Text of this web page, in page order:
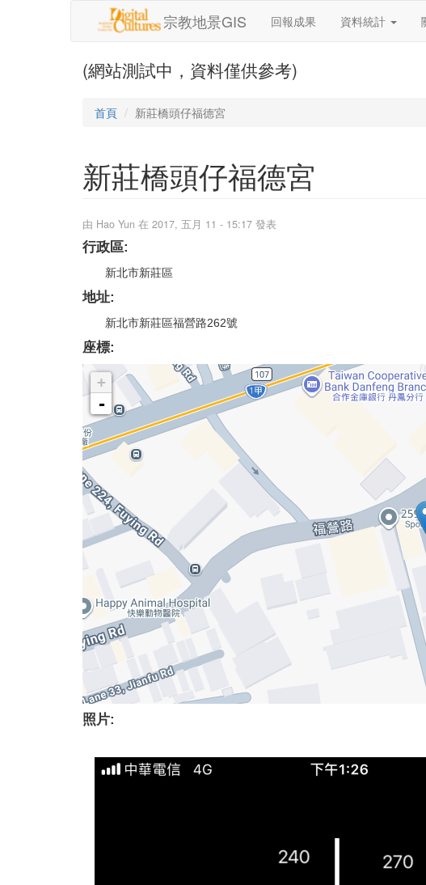
宗教地景GIS 回報成果 資料統計
(網站測試中，資料僅供參考)
首頁 新莊橋頭仔福德宮
新莊橋頭仔福德宮
由 Hao Yun 在 2017, 五月 11 - 15:17 發表
行政區:
新北市新莊區
地址:
新北市新莊區福營路262號
座標:
+
-
照片: